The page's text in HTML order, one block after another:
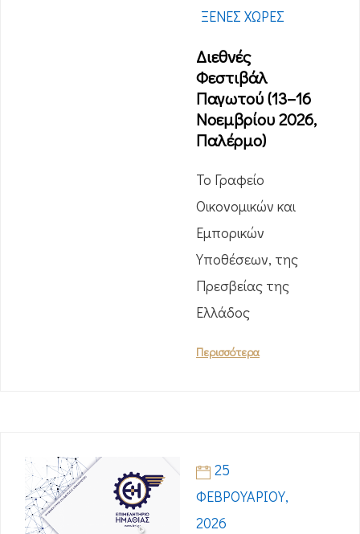
ΞΈΝΕΣ ΧΏΡΕΣ
Διεθνές
Φεστιβάλ
Παγωτού (13–16
Νοεμβρίου 2026,
Παλέρμο)
Το Γραφείο
Οικονομικών και
Εμπορικών
Υποθέσεων, της
Πρεσβείας της
Ελλάδος
Περισσότερα
25
ΦΕΒΡΟΥΑΡΊΟΥ,
2026